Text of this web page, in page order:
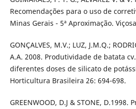
Recomendações para o uso de
Minas Gerais - 5ª Aproximação.
GONÇALVES, M.V.; LUZ, J.M.Q.;
A.A. 2008. Produtividade de batata
diferentes doses de silicato de
Horticultura Brasileira 26: 694-698.
GREENWOOD, D.J & STONE, D.1998.